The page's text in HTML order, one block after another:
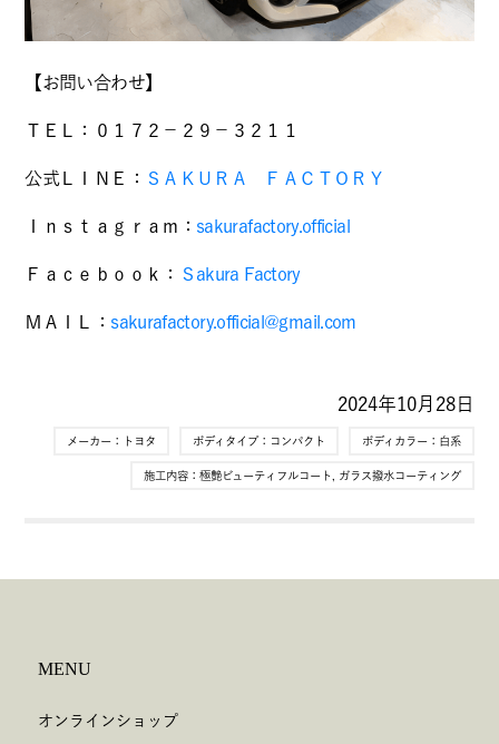
【お問い合わせ】
ＴＥＬ：０１７２－２９－３２１１
公式ＬＩＮＥ： ＳＡＫＵＲＡ ＦＡＣＴＯＲＹ
Ｉｎｓｔａｇｒａｍ： sakurafactory.official
Ｆａｃｅｂｏｏｋ： Ｓakura Factory
ＭＡＩＬ： sakurafactory.official@gmail.com
2024年10月28日
メーカー： トヨタ ボディタイプ： コンパクト ボディカラー： 白系
施工内容： 極艶ビューティフルコート ガラス撥水コーティング
MENU
オンラインショップ